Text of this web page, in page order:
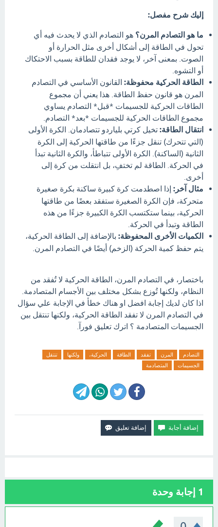
إليك شرح مفصل:
ما هو التصادم المرن؟ هو التصادم الذي لا يحدث فيه أي
تحول في الطاقة إلى أشكال أخرى مثل الحرارة أو
الصوت. بمعنى آخر، لا يوجد فقدان للطاقة بسبب الاحتكاك
أو التشوه.
الطاقة الحركية محفوظة: القانون الأساسي في التصادم
المرن هو قانون حفظ الطاقة. هذا يعني أن مجموع
الطاقات الحركية للجسيمات *قبل* التصادم يساوي
مجموع الطاقات الحركية للجسيمات *بعد* التصادم.
انتقال الطاقة: تخيل كرتي بلياردو تتصادمان. الكرة الأولى
(التي تتحرك) تنقل جزءًا من طاقتها الحركية إلى الكرة
الثانية (الساكنة). الكرة الأولى تتباطأ، والكرة الثانية تبدأ
في الحركة. الطاقة لم تختفِ، بل انتقلت من كرة إلى
أخرى.
مثال آخر: إذا اصطدمت كرة كبيرة ساكنة بكرة صغيرة
متحركة، فإن الكرة الصغيرة ستفقد بعضًا من طاقتها
الحركية، بينما ستكتسب الكرة الكبيرة جزءًا من هذه
الطاقة وتبدأ في الحركة.
الكميات الأخرى المحفوظة: بالإضافة إلى الطاقة الحركية،
يتم حفظ كمية الحركة (الزخم) أيضًا في التصادم المرن.
باختصار، في التصادم المرن، الطاقة الحركية لا تُفقد من
النظام، ولكنها تُوزع بشكل مختلف بين الأجسام المتصادمة.
اذا كان لديك إجابة افضل او هناك خطأ في الإجابة علي سؤال
في التصادم المرن لا تفقد الطاقة الحركية، ولكنها تنتقل بين
الجسيمات المتصادمة ؟ اترك تعليق فورآ.
التصادم المرن تفقد الطاقة الحركية، ولكنها
تنتقل
الجسيمات
المتصادمة
1 إجابة وحدة